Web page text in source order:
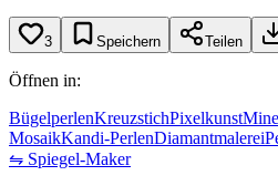
3 Speichern Teilen
Öffnen in:
BügelperlenKreuzstichPixelkunst
MosaikKandi-PerlenDiamantmalerei
⇋ Spiegel-Maker